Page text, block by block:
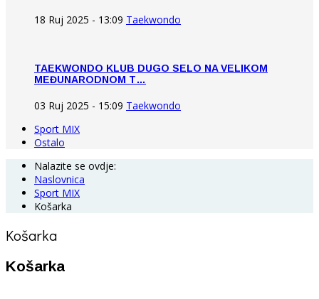
18 Ruj 2025 - 13:09 Taekwondo
TAEKWONDO KLUB DUGO SELO NA VELIKOM
MEĐUNARODNOM T…
03 Ruj 2025 - 15:09 Taekwondo
Sport MIX
Ostalo
Nalazite se ovdje:
Naslovnica
Sport MIX
Košarka
Košarka
Košarka